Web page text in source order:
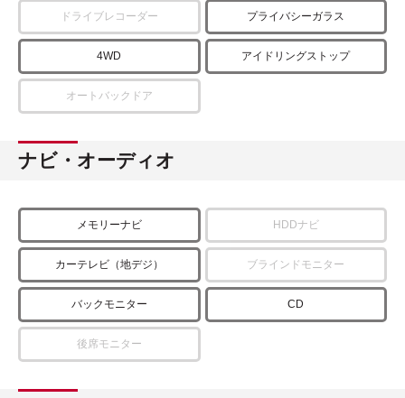
ドライブレコーダー プライバシーガラス
4WD アイドリングストップ
オートバックドア
ナビ・オーディオ
メモリーナビ HDDナビ
カーテレビ（地デジ） ブラインドモニター
バックモニター CD
後席モニター